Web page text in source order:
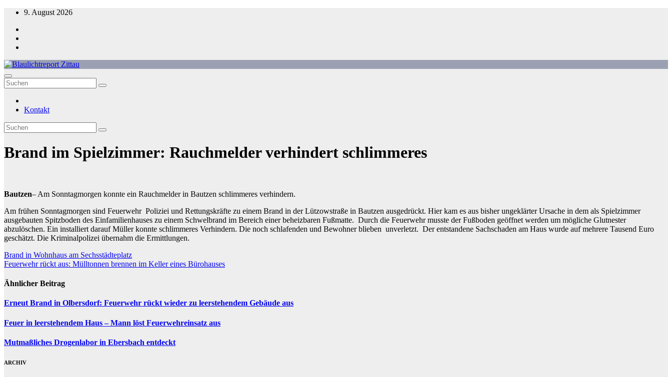
Zum
springen
9. August 2026
Blaulichtreport Zittau
Kontakt
Brand im Spielzimmer: Rauchmelder verhindert schlimmeres
Bautzen– Am Sonntagmorgen konnte ein Rauchmelder in Bautzen schlimmeres verhindern.
Am frühen Sonntagmorgen sind Feuerwehr Poliziei und Rettungskräfte zu einem Brand in der Lützowstraße in Bautzen ausgedrückt. Hier kam es aus bisher ungeklärter Ursache in dem als Spielzimmer
ausgebauten Spitzboden des Einfamilienhauses zu einem Schwelbrand im Bereich einer beheizbaren Fußmatte. Durch die Feuerwehr musste der Fußboden geöffnet werden um mögliche Glutnester
abzulöschen. Ein installiert darauf Müller konnte schlimmeres Verhindern. Die noch schlafenden und Bewohner blieben unverletzt. Der entstandene Sachschaden am Haus wurde auf mehrere Tausend Euro
geschätzt. Die Kriminalpolizei übernahm die Ermittlungen.
Beitragsnavigation
Brand in Wohnhaus am Sechsstädteplatz
Feuerwehr rückt aus: Mülltonnen brennen im Keller eines Bürohauses
Ähnlicher Beitrag
Erneut Brand in Olbersdorf: Feuerwehr rückt wieder zu leerstehendem Gebäude aus
Feuer in leerstehendem Haus – Mann löst Feuerwehreinsatz aus
Mutmaßliches Drogenlabor in Ebersbach entdeckt
ARCHIV